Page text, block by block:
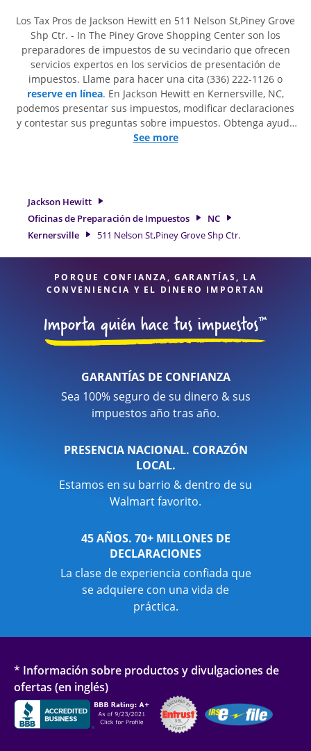
Los Tax Pros de Jackson Hewitt en 511 Nelson St,Piney Grove
Shp Ctr. - In The Piney Grove Shopping Center son ​​los
preparadores de impuestos de su vecindario que ofrecen
servicios expertos en los servicios de presentación de
impuestos. Llame para hacer una cita (336) 222-1126 o
reserve en línea. En Jackson Hewitt en Kernersville, NC,
podemos presentar sus impuestos, modificar declaraciones
y contestar sus preguntas sobre impuestos. Obtenga ayuda
para presentar declaraciones de impuestos simples o
obtenerle el reembolso de impuestos más grande. Si
Kernersville, NC, la ubicación de Jackson Hewitt en 511
Nelson St,Piney Grove Shp Ctr. es una opción excelente. Con
seguro de que sus impuestos están en manos expertas.
See more
Jackson Hewitt
Oficinas de Preparación de Impuestos
NC
Kernersville
511 Nelson St,Piney Grove Shp Ctr.
PORQUE CONFIANZA, GARANTÍAS, LA
CONVENIENCIA Y EL DINERO IMPORTAN
GARANTÍAS DE CONFIANZA
Sea 100% seguro de su dinero & sus
impuestos año tras año.
PRESENCIA NACIONAL. CORAZÓN
LOCAL.
Estamos en su barrio & dentro de su
Walmart favorito.
45 AÑOS. 70+ MILLONES DE
DECLARACIONES
La clase de experiencia confiada que
se adquiere con una vida de
práctica.
* Información sobre productos y divulgaciones de
ofertas (en inglés)